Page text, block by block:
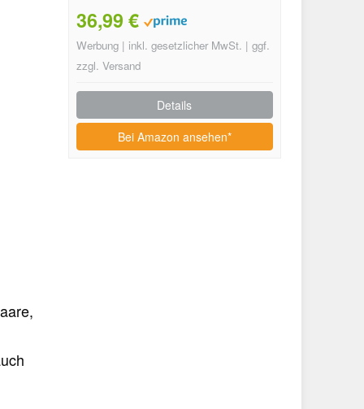
36,99 €
Werbung | inkl. gesetzlicher MwSt. | ggf.
zzgl. Versand
Details
Bei Amazon ansehen*